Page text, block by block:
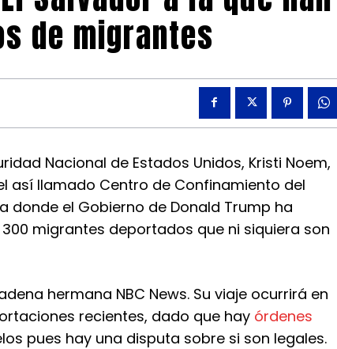
de migrantes
Nacional de Estados Unidos, Kristi Noem,
así llamado Centro de Confinamiento del
donde el Gobierno de Donald Trump ha
migrantes deportados que ni siquiera son
hermana NBC News. Su viaje ocurrirá en
recientes, dado que hay órdenes
pues hay una disputa sobre si son legales.